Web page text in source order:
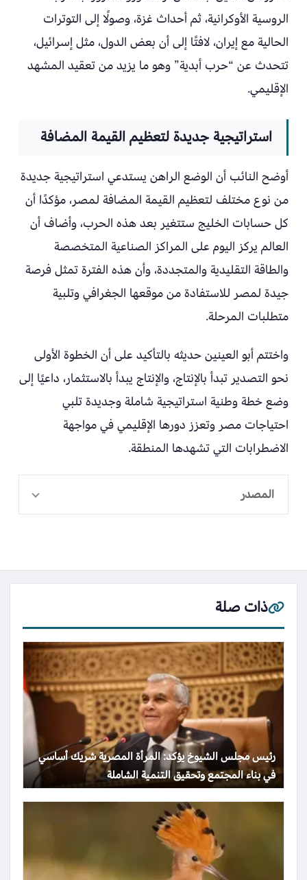
الروسية الأوكرانية، ثم أحداث غزة، وصولًا إلى التوترات
الحالية مع إيران، لافتًا إلى أن بعض الدول، مثل إسرائيل،
تتحدث عن “حرب أبدية” وهو ما يزيد من تعقيد المشهد
الإقليمي.
استراتيجية جديدة لتعظيم القيمة المضافة
أوضح النائب أن الوضع الراهن يستدعي استراتيجية جديدة
من نوع مختلف لتعظيم القيمة المضافة لمصر، مؤكدًا أن
كل حسابات الخليج ستتغير بعد هذه الحرب، وأضاف أن
العالم يركز اليوم على المراكز الصناعية المتخصصة
والطاقة التقليدية والمتجددة، وأن هذه الفترة تمثل فرصة
جيدة لمصر للاستفادة من موقعها الجغرافي وتلبية
متطلبات المرحلة.
واختتم أبو العينين حديثه بالتأكيد على أن الخطوة الأولى
نحو التصدير تبدأ بالإنتاج، والإنتاج يبدأ بالاستثمار، داعيًا إلى
وضع خطة وطنية استراتيجية شاملة وجديدة تلبي
احتياجات مصر وتعزز دورها الإقليمي في مواجهة
الاضطرابات التي تشهدها المنطقة.
المصدر
ذات صلة
رئيس مجلس الشيوخ يؤكد: المرأة المصرية شريك أساسي
في بناء المجتمع وتحقيق التنمية الشاملة